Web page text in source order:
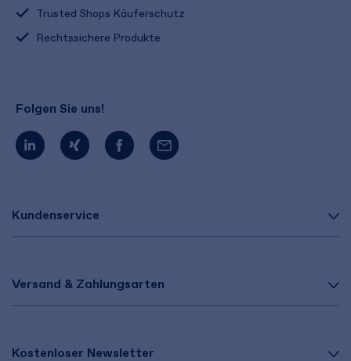
Kundenservice
Versand & Zahlungsarten
Kostenloser Newsletter
Trusted Shops Käuferschutz
Rechtssichere Produkte
Folgen Sie uns!